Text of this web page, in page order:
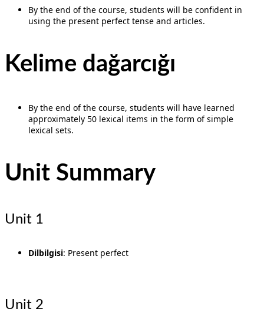
By the end of the course, students will be confident in
using the present perfect tense and articles.
Kelime dağarcığı
By the end of the course, students will have learned
approximately 50 lexical items in the form of simple
lexical sets.
Unit Summary
Unit 1
Dilbilgisi: Present perfect
Unit 2